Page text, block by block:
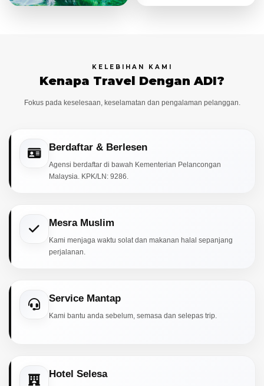
KELEBIHAN KAMI
Kenapa Travel Dengan ADI?
Fokus pada keselesaan, keselamatan dan pengalaman pelanggan.
Berdaftar & Berlesen
Agensi berdaftar di bawah Kementerian Pelancongan
Malaysia. KPK/LN: 9286.
Mesra Muslim
Kami menjaga waktu solat dan makanan halal sepanjang
perjalanan.
Service Mantap
Kami bantu anda sebelum, semasa dan selepas trip.
Hotel Selesa